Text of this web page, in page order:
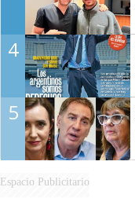
4
5
Espacio Publicitario